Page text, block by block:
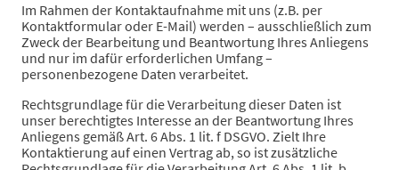
Im Rahmen der Kontaktaufnahme mit uns (z.B. per
Kontaktformular oder E-Mail) werden – ausschließlich zum
Zweck der Bearbeitung und Beantwortung Ihres Anliegens
und nur im dafür erforderlichen Umfang –
personenbezogene Daten verarbeitet.
Rechtsgrundlage für die Verarbeitung dieser Daten ist
unser berechtigtes Interesse an der Beantwortung Ihres
Anliegens gemäß Art. 6 Abs. 1 lit. f DSGVO. Zielt Ihre
Kontaktierung auf einen Vertrag ab, so ist zusätzliche